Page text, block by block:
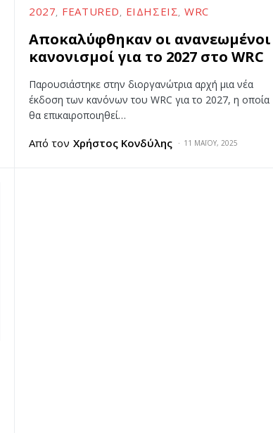
2027 FEATURED ΕΙΔΉΣΕΙΣ WRC
Αποκαλύφθηκαν οι ανανεωμένοι
κανονισμοί για το 2027 στο WRC
Παρουσιάστηκε στην διοργανώτρια αρχή μια νέα
έκδοση των κανόνων του WRC για το 2027, η οποία
θα επικαιροποιηθεί…
Από τον Χρήστος Κονδύλης 11 ΜΑΪ́ΟΥ, 2025